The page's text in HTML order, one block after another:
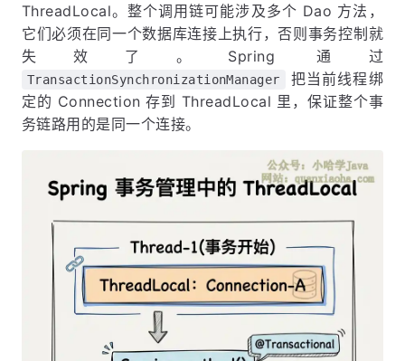
ThreadLocal。整个调用链可能涉及多个 Dao 方法，
它们必须在同一个数据库连接上执行，否则事务控制就
失效了。Spring 通过
TransactionSynchronizationManager
把当前线程绑
定的 Connection 存到 ThreadLocal 里，保证整个事
务链路用的是同一个连接。